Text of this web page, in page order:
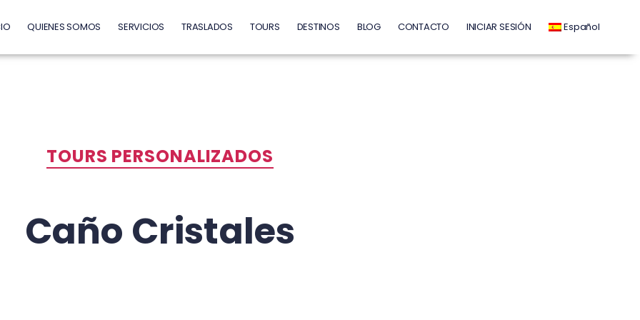
QUIENES SOMOS SERVICIOS TRASLADOS TOURS DESTINOS BLOG CONTACTO INICIAR SESIÓN Español
TOURS PERSONALIZADOS
Caño Cristales